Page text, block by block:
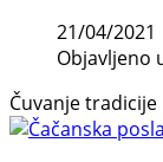
21/04/2021
Objavljeno
Čuvanje